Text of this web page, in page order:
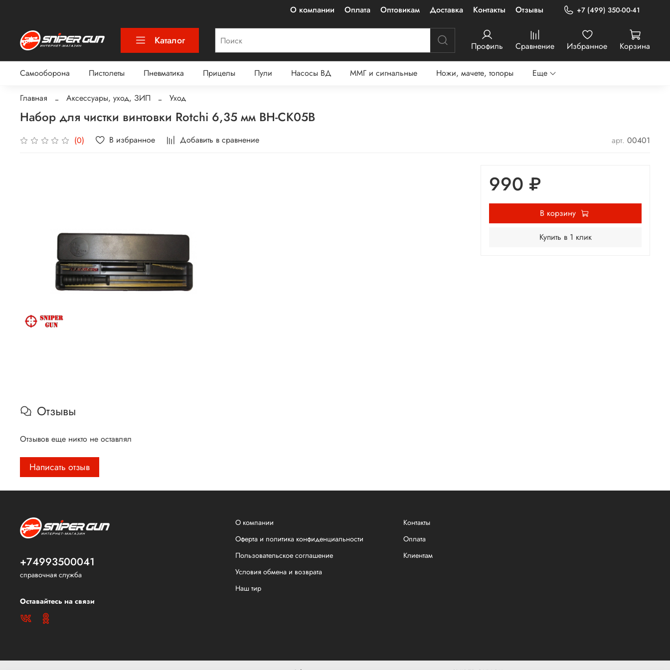
О компании Оплата Оптовикам Доставка Контакты Отзывы +7 (499) 350-00-41
Каталог Профиль Сравнение Избранное Корзина
Самооборона Пистолеты Пневматика Прицелы Пули Насосы ВД ММГ и сигнальные Ножи, мачете, топоры Еще
Главная Аксессуары, уход, ЗИП Уход
Набор для чистки винтовки Rotchi 6,35 мм BH-CK05B
(0) В избранное Добавить в сравнение арт. 00401
990 ₽
В корзину
Купить в 1 клик
Отзывы
Отзывов еще никто не оставлял
Написать отзыв
О компании
Оферта и политика конфиденциальности
Пользовательское соглашение
Условия обмена и возврата
Наш тир
Контакты
Оплата
Клиентам
+74993500041
справочная служба
Оставайтесь на связи